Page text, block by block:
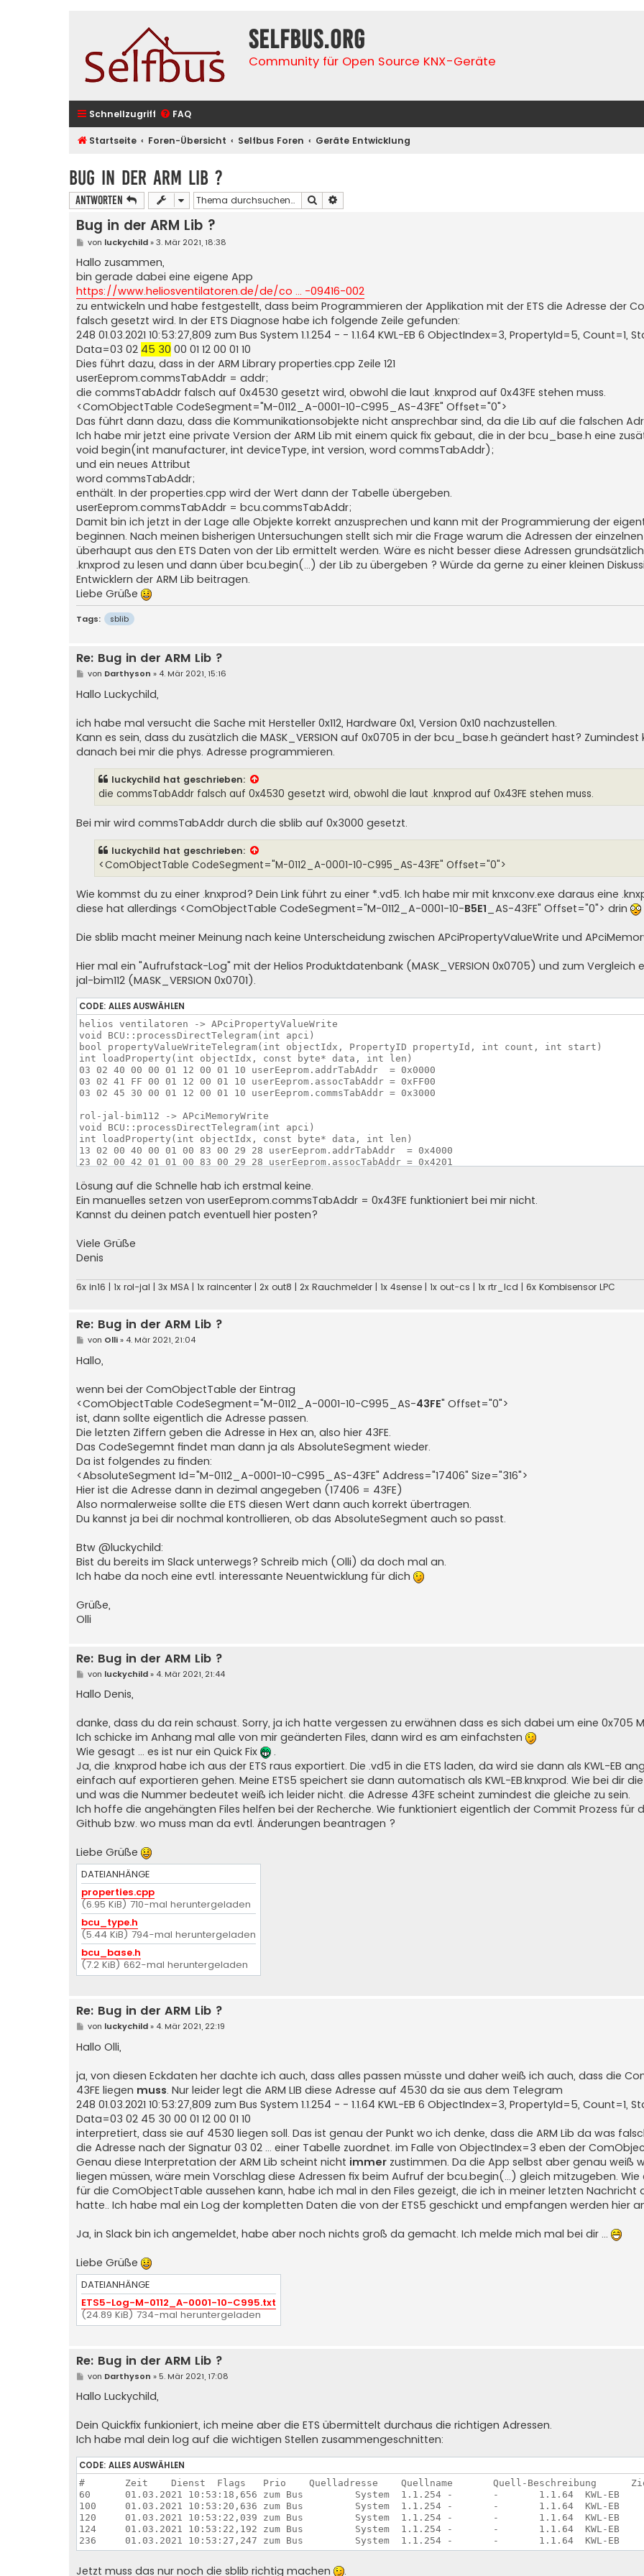
selfbus.org
Community für Open Source KNX-Geräte
Schnellzugriff FAQ
Startseite Foren-Übersicht Selfbus Foren Geräte Entwicklung
Bug in der ARM Lib ?
Antworten Suche
Bug in der ARM Lib ?
B
i
t
r
a
g
von luckychild»3. Mär 2021, 18:38
Hallo zusammen,
bin gerade dabei eine eigene App
https://www.heliosventilatoren.de/de/co ... -09416-002
zu entwickeln und habe festgestellt, dass beim Programmieren der Applikation mit der ETS die Adresse der
falsch gesetzt wird. In der ETS Diagnose habe ich folgende Zeile gefunden:
248 01.03.2021 10:53:27,809 zum Bus System 1.1.254 - - 1.1.64 KWL-EB 6 ObjectIndex=3, PropertyId=5, Count=1,
Data=03 02 45 30 00 01 12 00 01 10
Dies führt dazu, dass in der ARM Library properties.cpp Zeile 121
userEeprom.commsTabAddr = addr;
die commsTabAddr falsch auf 0x4530 gesetzt wird, obwohl die laut .knxprod auf 0x43FE stehen muss.
<ComObjectTable CodeSegment="M-0112_A-0001-10-C995_AS-43FE" Offset="0">
Das führt dann dazu, dass die Kommunikationsobjekte nicht ansprechbar sind, da die Lib auf die falschen
Ich habe mir jetzt eine private Version der ARM Lib mit einem quick fix gebaut, die in der bcu_base.h eine
void begin(int manufacturer, int deviceType, int version, word commsTabAddr);
und ein neues Attribut
word commsTabAddr;
enthält. In der properties.cpp wird der Wert dann der Tabelle übergeben.
userEeprom.commsTabAddr = bcu.commsTabAddr;
Damit bin ich jetzt in der Lage alle Objekte korrekt anzusprechen und kann mit der Programmierung der
beginnen. Nach meinen bisherigen Untersuchungen stellt sich mir die Frage warum die Adressen der
überhaupt aus den ETS Daten von der Lib ermittelt werden. Wäre es nicht besser diese Adressen
.knxprod zu lesen und dann über bcu.begin(...) der Lib zu übergeben ? Würde da gerne zu einer kleinen
Entwicklern der ARM Lib beitragen.
Liebe Grüße
Tags: sblib
Re: Bug in der ARM Lib ?
B
i
t
a
g
von Darthyson » 4. Mär 2021, 15:16
Hallo Luckychild,
ich habe mal versucht die Sache mit Hersteller 0x112, Hardware 0x1, Version 0x10 nachzustellen.
Kann es sein, dass du zusätzlich die MASK_VERSION auf 0x0705 in der bcu_base.h geändert hast?
danach bei mir die phys. Adresse programmieren.
luckychild hat geschrieben:
die commsTabAddr falsch auf 0x4530 gesetzt wird, obwohl die laut .knxprod auf 0x43FE stehen muss.
Bei mir wird commsTabAddr durch die sblib auf 0x3000 gesetzt.
luckychild hat geschrieben:
<ComObjectTable CodeSegment="M-0112_A-0001-10-C995_AS-43FE" Offset="0">
Wie kommst du zu einer .knxprod? Dein Link führt zu einer *.vd5. Ich habe mir mit knxconv.exe daraus eine
diese hat allerdings <ComObjectTable CodeSegment="M-0112_A-0001-10-B5E1 _AS-43FE" Offset="0"> drin
Die sblib macht meiner Meinung nach keine Unterscheidung zwischen APciPropertyValueWrite und
Hier mal ein "Aufrufstack-Log" mit der Helios Produktdatenbank (MASK_VERSION 0x0705) und zum Vergleich
jal-bim112 (MASK_VERSION 0x0701).
CODE: ALLES AUSWÄHLEN
helios ventilatoren -> APciPropertyValueWrite
void BCU::processDirectTelegram(int apci)
bool propertyValueWriteTelegram(int objectIdx, PropertyID propertyId, int count, int start)
int loadProperty(int objectIdx, const byte* data, int len)
03 02 40 00 00 01 12 00 01 10 userEeprom.addrTabAddr  = 0x0000
03 02 41 FF 00 01 12 00 01 10 userEeprom.assocTabAddr = 0xFF00
03 02 45 30 00 01 12 00 01 10 userEeprom.commsTabAddr = 0x3000
rol-jal-bim112 -> APciMemoryWrite
void BCU::processDirectTelegram(int apci)
int loadProperty(int objectIdx, const byte* data, int len)
13 02 00 40 00 01 00 83 00 29 28 userEeprom.addrTabAddr  = 0x4000
23 02 00 42 01 01 00 83 00 29 28 userEeprom.assocTabAddr = 0x4201
Lösung auf die Schnelle hab ich erstmal keine.
Ein manuelles setzen von userEeprom.commsTabAddr = 0x43FE funktioniert bei mir nicht.
Kannst du deinen patch eventuell hier posten?
Viele Grüße
Denis
6x in16 | 1x rol-jal | 3x MSA | 1x raincenter | 2x out8 | 2x Rauchmelder | 1x 4sense | 1x out-cs | 1x rtr_lcd | 6x Kombisensor LPC
Re: Bug in der ARM Lib ?
B
i
t
a
g
von Olli» 4. Mär 2021, 21:04
Hallo,
wenn bei der ComObjectTable der Eintrag
<ComObjectTable CodeSegment="M-0112_A-0001-10-C995_AS-43FE" Offset="0">
ist, dann sollte eigentlich die Adresse passen.
Die letzten Ziffern geben die Adresse in Hex an, also hier 43FE.
Das CodeSegemnt findet man dann ja als AbsoluteSegment wieder.
Da ist folgendes zu finden:
<AbsoluteSegment Id="M-0112_A-0001-10-C995_AS-43FE" Address="17406" Size="316">
Hier ist die Adresse dann in dezimal angegeben (17406 = 43FE)
Also normalerweise sollte die ETS diesen Wert dann auch korrekt übertragen.
Du kannst ja bei dir nochmal kontrollieren, ob das AbsoluteSegment auch so passt.
Btw @luckychild:
Bist du bereits im Slack unterwegs? Schreib mich (Olli) da doch mal an.
Ich habe da noch eine evtl. interessante Neuentwicklung für dich
Grüße,
Olli
Re: Bug in der ARM Lib ?
B
i
t
a
g
von luckychild» 4. Mär 2021, 21:44
Hallo Denis,
danke, dass du da rein schaust. Sorry, ja ich hatte vergessen zu erwähnen dass es sich dabei um eine 0x705
Ich schicke im Anhang mal alle von mir geänderten Files, dann wird es am einfachsten
Wie gesagt ... es ist nur ein Quick Fix
.
Ja, die .knxprod habe ich aus der ETS raus exportiert. Die .vd5 in die ETS laden, da wird sie dann als KWL-EB
einfach auf exportieren gehen. Meine ETS5 speichert sie dann automatisch als KWL-EB.knxprod. Wie bei dir die
und was die Nummer bedeutet weiß ich leider nicht. die Adresse 43FE scheint zumindest die gleiche zu sein.
Ich hoffe die angehängten Files helfen bei der Recherche. Wie funktioniert eigentlich der Commit Prozess für
Github bzw. wo muss man da evtl. Änderungen beantragen ?
Liebe Grüße
DATEIANHÄNGE
properties.cpp
(6.95 KiB) 710-mal heruntergeladen
bcu_type.h
(5.44 KiB) 794-mal heruntergeladen
bcu_base.h
(7.2 KiB) 662-mal heruntergeladen
Re: Bug in der ARM Lib ?
B
i
t
a
g
von luckychild» 4. Mär 2021, 22:19
Hallo Olli,
ja, von diesen Eckdaten her dachte ich auch, dass alles passen müsste und daher weiß ich auch, dass die
43FE liegen muss. Nur leider legt die ARM LIB diese Adresse auf 4530 da sie aus dem Telegram
248 01.03.2021 10:53:27,809 zum Bus System 1.1.254 - - 1.1.64 KWL-EB 6 ObjectIndex=3, PropertyId=5, Count=1,
Data=03 02 45 30 00 01 12 00 01 10
interpretiert, dass sie auf 4530 liegen soll. Das ist genau der Punkt wo ich denke, dass die ARM Lib da was
die Adresse nach der Signatur 03 02 ... einer Tabelle zuordnet. im Falle von ObjectIndex=3 eben der
Genau diese Interpretation der ARM Lib scheint nicht immer zustimmen. Da die App selbst aber genau weiß
liegen müssen, wäre mein Vorschlag diese Adressen fix beim Aufruf der bcu.begin(...) gleich mitzugeben.
für die ComObjectTable aussehen kann, habe ich mal in den Files gezeigt, die ich in meiner letzten Nachricht
hatte.. Ich habe mal ein Log der kompletten Daten die von der ETS5 geschickt und empfangen werden hier
Ja, in Slack bin ich angemeldet, habe aber noch nichts groß da gemacht. Ich melde mich mal bei dir ...
Liebe Grüße
DATEIANHÄNGE
ETS5-Log-M-0112_A-0001-10-C995.txt
(24.89 KiB) 734-mal heruntergeladen
Re: Bug in der ARM Lib ?
B
i
t
a
g
von Darthyson » 5. Mär 2021, 17:08
Hallo Luckychild,
Dein Quickfix funkioniert, ich meine aber die ETS übermittelt durchaus die richtigen Adressen.
Ich habe mal dein log auf die wichtigen Stellen zusammengeschnitten:
CODE: ALLES AUSWÄHLEN
#	Zeit	Dienst	Flags 	Prio	Quelladresse	Quellname	Quell-Beschreibung	Zieladresse	Zielname	Ziel-Beschreibung	Rout	DPT	Info
60	01.03.2021 10:53:18,656	zum Bus		System	1.1.254	-	-	1.1.64	KWL-EB		6		ObjectIndex=1, PropertyId=5, Count=1, StartIndex=1, Data=03 00 40 00 01 FF F2 03 80 00
100	01.03.2021 10:53:20,636	zum Bus		System	1.1.254	-	-	1.1.64	KWL-EB		6		ObjectIndex=2, PropertyId=5, Count=1, StartIndex=1, Data=03 00 41 FF 01 FF F2 03 80 00
120	01.03.2021 10:53:22,039	zum Bus		System	1.1.254	-	-	1.1.64	KWL-EB		6		ObjectIndex=3, PropertyId=5, Count=1, StartIndex=1, Data=03 00 07 00 00 F8 F2 02 00 00
124	01.03.2021 10:53:22,192	zum Bus		System	1.1.254	-	-	1.1.64	KWL-EB		6		ObjectIndex=3, PropertyId=5, Count=1, StartIndex=1, Data=03 00 43 FE 01 3C F2 03 80 00
Jetzt muss das nur noch die sblib richtig machen .